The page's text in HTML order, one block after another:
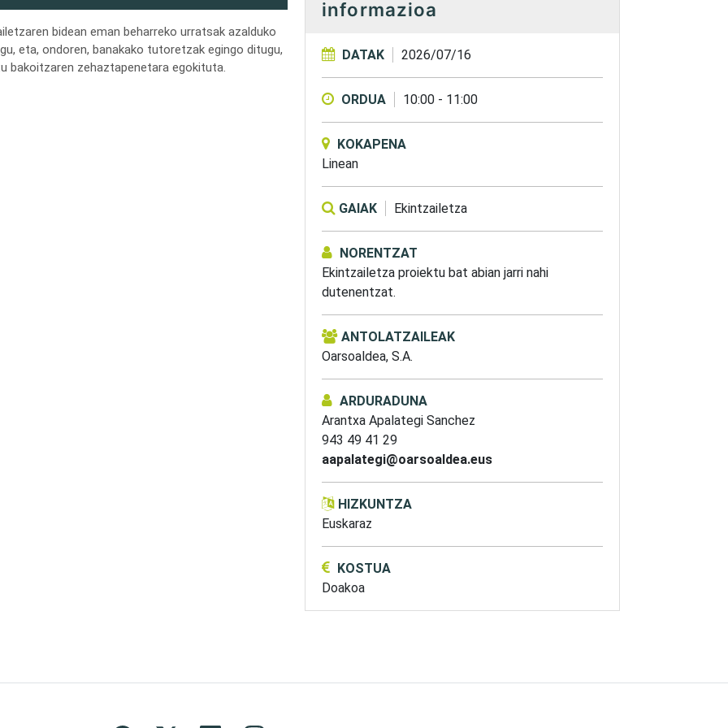
bidean eman beharreko urratsak azalduko
eta, ondoren, banakako tutoretzak egingo ditugu,
bakoitzaren zehaztapenetara egokituta.
informazioa
DATAK 2026/07/16
ORDUA 10:00 - 11:00
KOKAPENA
Linean
GAIAK Ekintzailetza
NORENTZAT
Ekintzailetza proiektu bat abian jarri nahi
dutenentzat.
ANTOLATZAILEAK
Oarsoaldea, S.A.
ARDURADUNA
Arantxa Apalategi Sanchez
943 49 41 29
aapalategi@oarsoaldea.eus
HIZKUNTZA
Euskaraz
KOSTUA
Doakoa